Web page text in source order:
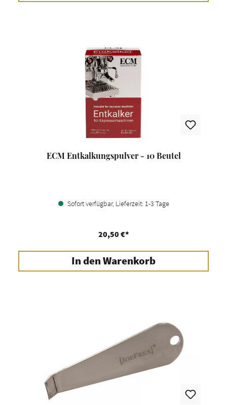
ECM Entkalkungspulver - 10 Beutel
Sofort verfügbar, Lieferzeit: 1-3 Tage
20,50 €*
In den Warenkorb